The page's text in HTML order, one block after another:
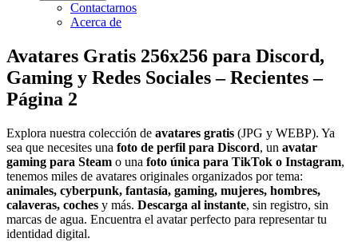
Contactarnos
Acerca de
Avatares Gratis 256x256 para Discord,
Gaming y Redes Sociales – Recientes –
Página 2
Explora nuestra colección de avatares gratis (JPG y WEBP). Ya
sea que necesites una foto de perfil para Discord, un avatar
gaming para Steam o una foto única para TikTok o Instagram,
tenemos miles de avatares originales organizados por tema:
animales, cyberpunk, fantasía, gaming, mujeres, hombres,
calaveras, coches y más. Descarga al instante, sin registro, sin
marcas de agua. Encuentra el avatar perfecto para representar tu
identidad digital.